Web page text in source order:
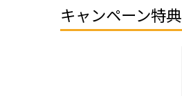
キャンペーン特典